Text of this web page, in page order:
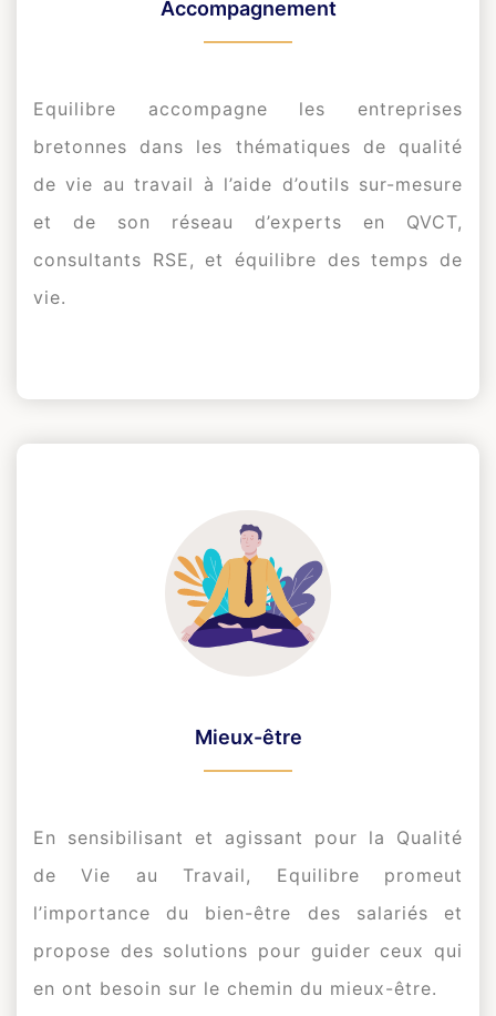
Accompagnement
Equilibre accompagne les entreprises
bretonnes dans les thématiques de qualité
de vie au travail à l’aide d’outils sur-mesure
et de son réseau d’experts en QVCT,
consultants RSE, et équilibre des temps de
vie.
Mieux-être
En sensibilisant et agissant pour la Qualité
de Vie au Travail, Equilibre promeut
l’importance du bien-être des salariés et
propose des solutions pour guider ceux qui
en ont besoin sur le chemin du mieux-être.